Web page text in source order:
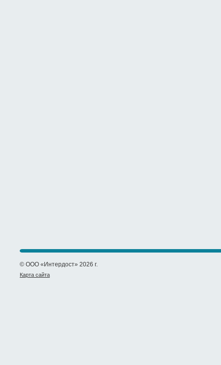
© ООО «Интердост» 2026 г.
Карта сайта